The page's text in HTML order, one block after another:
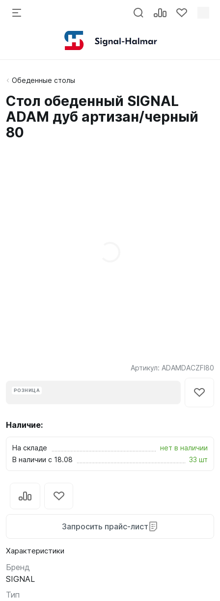
Обеденные столы
Стол обеденный SIGNAL
ADAM дуб артизан/черный
80
Характеристики
Бренд
SIGNAL
Тип
Артикул: ADAMDACZFI80
РОЗНИЦА
Наличие:
На складе
нет в наличии
В наличии с 18.08
33 шт
Запросить прайс-лист